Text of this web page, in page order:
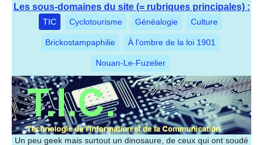
Les sous-domaines du site (= rubriques principales) :
TIC Cyclotourisme Généalogie Culture
Brickostampaphilie À l’ombre de la loi 1901
Nouan-Le-Fuzelier
Un peu geek mais surtout un dinosaure, de ceux qui ont soudé